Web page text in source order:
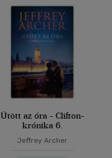
Ütött az óra - Clifton-
krónika 6.
Jeffrey Archer